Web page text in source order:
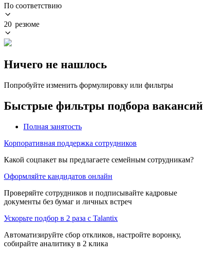
По соответствию
20 резюме
Ничего не нашлось
Попробуйте изменить формулировку или фильтры
Быстрые фильтры подбора вакансий
Полная занятость
Корпоративная поддержка сотрудников
Какой соцпакет вы предлагаете семейным сотрудникам?
Оформляйте кандидатов онлайн
Проверяйте сотрудников и подписывайте кадровые
документы без бумаг и личных встреч
Ускорьте подбор в 2 раза с Talantix
Автоматизируйте сбор откликов, настройте воронку,
собирайте аналитику в 2 клика